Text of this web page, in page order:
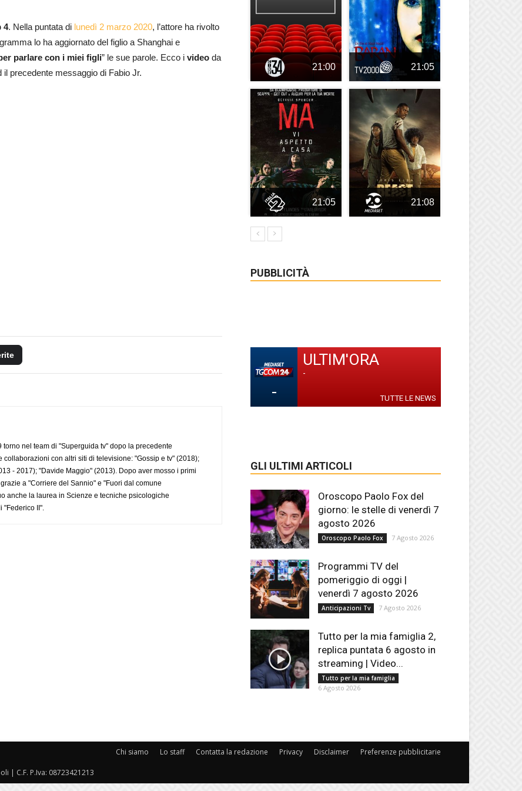
4. Nella puntata di lunedì 2 marzo 2020, l’attore ha rivolto
lo ha aggiornato del figlio a Shanghai e
parlare con i miei figli” le sue parole. Ecco i video da
precedente messaggio di Fabio Jr.
nel team di "Superguida tv" dopo la precedente
con altri siti di televisione: "Gossip e tv" (2018);
- 2017); "Davide Maggio" (2013). Dopo aver mosso i primi
a "Corriere del Sannio" e "Fuori dal comune
anche la laurea in Scienze e tecniche psicologiche
II".
21:00 21:05
21:05 21:08
PUBBLICITÀ
-
ULTIM'ORA
-
TUTTE LE NEWS
GLI ULTIMI ARTICOLI
Oroscopo Paolo Fox del
giorno: le stelle di venerdì 7
agosto 2026
Oroscopo Paolo Fox 7 Agosto 2026
Programmi TV del
pomeriggio di oggi |
venerdì 7 agosto 2026
Anticipazioni Tv 7 Agosto 2026
Tutto per la mia famiglia 2,
replica puntata 6 agosto in
streaming | Video...
Tutto per la mia famiglia
6 Agosto 2026
Chi siamo Lo staff Contatta la redazione Privacy Disclaimer Preferenze pubblicitarie
| C.F. P.Iva: 08723421213